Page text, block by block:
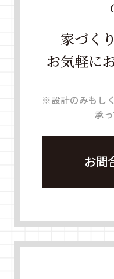
家づく
お気軽に
※設計のみもし
承っ
お問